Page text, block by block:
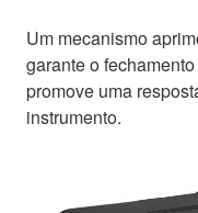
Um mecanismo
garante o
promove uma
instrumento.